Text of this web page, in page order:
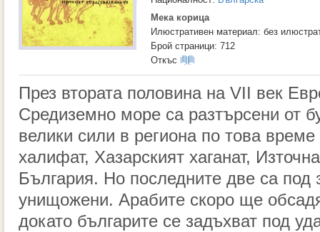
Мека корица
Илюстративен материал: без
Брой страници: 712
Откъс
През втората половина на VII век
Средиземно море са разтърсени от
велики сили в региона по това
халифат, Хазарският хаганат,
България. Но последните две са под
унищожени. Арабите скоро ще
докато българите се задъхват под